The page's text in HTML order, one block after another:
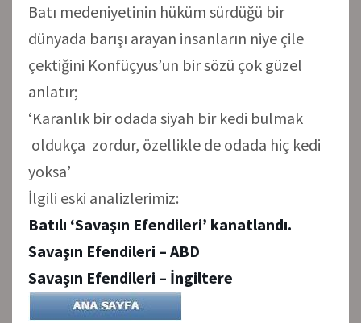
Batı medeniyetinin hüküm sürdüğü bir
dünyada barışı arayan insanların niye çile
çektiğini Konfüçyus’un bir sözü çok güzel
anlatır;
‘Karanlık bir odada siyah bir kedi bulmak
oldukça zordur, özellikle de odada hiç kedi
yoksa’
İlgili eski analizlerimiz:
Batılı ‘Savaşın Efendileri’ kanatlandı.
Savaşın Efendileri – ABD
Savaşın Efendileri – İngiltere